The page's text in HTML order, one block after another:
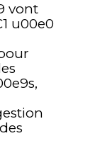
vont
u00e0